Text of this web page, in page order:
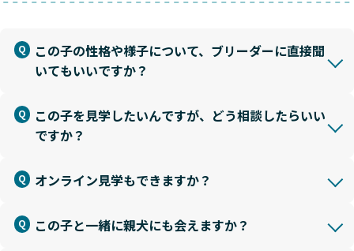
この子の性格や様子について、ブリーダーに直接聞
いてもいいですか？
この子を見学したいんですが、どう相談したらいい
ですか？
オンライン見学もできますか？
この子と一緒に親犬にも会えますか？